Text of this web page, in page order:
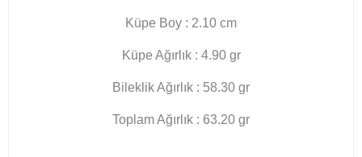
Küpe Boy : 2.10 cm
Küpe Ağırlık : 4.90 gr
Bileklik Ağırlık : 58.30 gr
Toplam Ağırlık : 63.20 gr